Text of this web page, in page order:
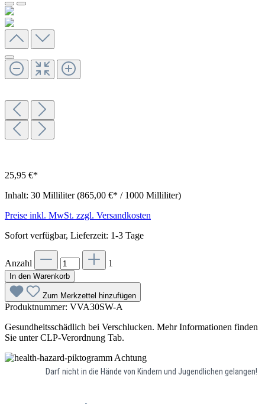
25,95 €*
Inhalt: 30 Milliliter(865,00 €* / 1000 Milliliter)
Preise inkl. MwSt. zzgl. Versandkosten
Sofort verfügbar, Lieferzeit: 1-3 Tage
Anzahl 1
In den Warenkorb
Zum Merkzettel hinzufügen
Produktnummer: VVA30SW-A
Gesundheitsschädlich bei Verschlucken. Mehr Informationen finden
Sie unter CLP-Verordnung Tab.
Achtung
Darf nicht in die Hände von Kindern und Jugendlichen gelangen!